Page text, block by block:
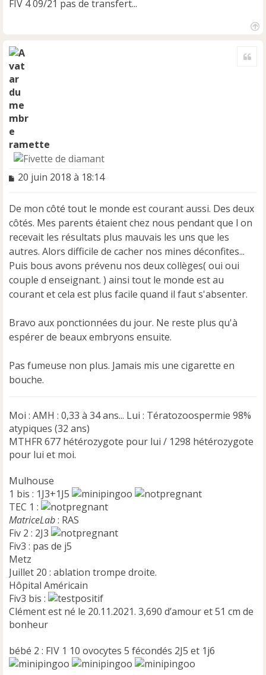
FIV 4 09/21 pas de transfert...
ramette
M
s
a
g
e
n
o
n
l
u
20 juin 2018 à 18:14
De mon côté tout le monde est courant aussi. Des deux
côtés. Mes parents étaient chez nous pendant que l on
recevait les résultats plus mauvais les uns que les
autres. Alors difficile de cacher nos mines déconfites...
Puis bous avons prévenu nos deux collèges( oui oui
couple d enseignant. ) ainsi tout le monde est au
courant et cela est plus facile quand il faut s'absenter.
Bravo aux ponctionnées du jour. Ne reste plus qu'à
espérer de beaux embryons ensuite.
Pas fumeuse non plus. Jamais mis une cigarette en
bouche.
Moi : AMH : 0,33 à 34 ans... Lui : Tératozoospermie 98%
atypiques (32 ans)
MTHFR 677 hétérozygote pour lui / 1298 hétérozygote
pour lui et moi.
Mulhouse
1 bis : 1J3+1J5
TEC 1 :
MatriceLab: RAS
Fiv 2 : 2J3
Fiv3 : pas de j5
Metz
Juillet 20 : ablation trompe droite.
Hôpital Américain
Fiv3 bis :
Clément est né le 20.11.2021. 3,690 d’amour et 51 cm de
bonheur
bébé 2 : FIV 1 10 ovocytes 5 fécondés 2J5 et 1j6